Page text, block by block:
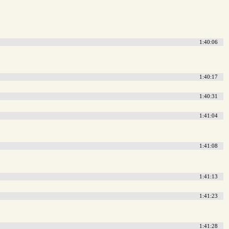
1:40:06
1:40:17
1:40:31
1:41:04
1:41:08
1:41:13
1:41:23
1:41:28